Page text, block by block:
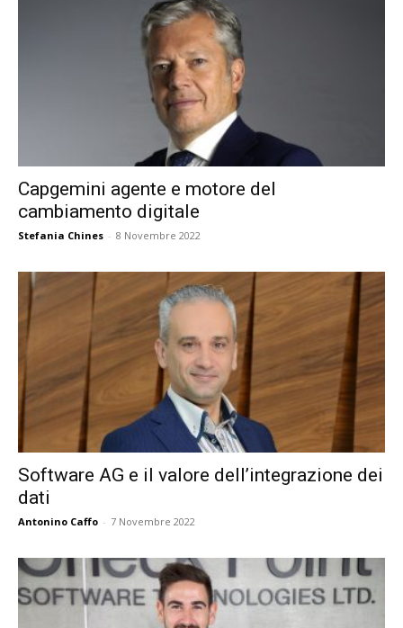
Capgemini agente e motore del
cambiamento digitale
Stefania Chines - 8 Novembre 2022
Software AG e il valore dell’integrazione dei
dati
Antonino Caffo - 7 Novembre 2022